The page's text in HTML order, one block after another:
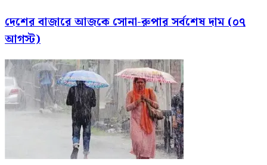
দেশের বাজারে আজকে সোনা-রুপার সর্বশেষ দাম (০৭
আগস্ট)